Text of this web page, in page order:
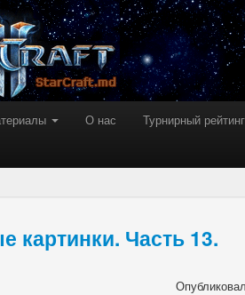
О нас Турнирный рейтинг
картинки. Часть 13.